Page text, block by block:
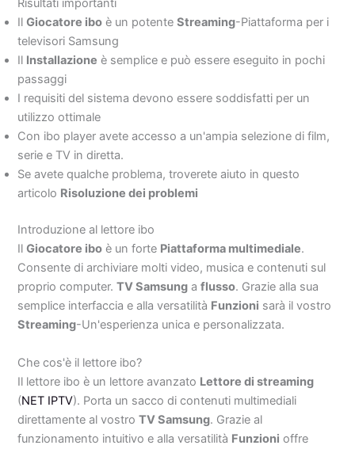
Risultati importanti
IlGiocatore ibo è un potenteStreaming-Piattaforma per i
televisori Samsung
Il Installazione è semplice e può essere eseguito in pochi
passaggi
I requisiti del sistema devono essere soddisfatti per un
utilizzo ottimale
Con ibo player avete accesso a un'ampia selezione di film,
serie e TV in diretta.
Se avete qualche problema, troverete aiuto in questo
articolo Risoluzione dei problemi
Introduzione al lettore ibo
IlGiocatore ibo è un forte Piattaforma multimediale.
Consente di archiviare molti video, musica e contenuti sul
proprio computer.TV Samsung aflusso. Grazie alla sua
semplice interfaccia e alla versatilità Funzioni sarà il vostro
Streaming-Un'esperienza unica e personalizzata.
Che cos'è il lettore ibo?
Il lettore ibo è un lettore avanzato Lettore di streaming
(NET IPTV). Porta un sacco di contenuti multimediali
direttamente al vostroTV Samsung. Grazie al
funzionamento intuitivo e alla versatilità Funzioni offre